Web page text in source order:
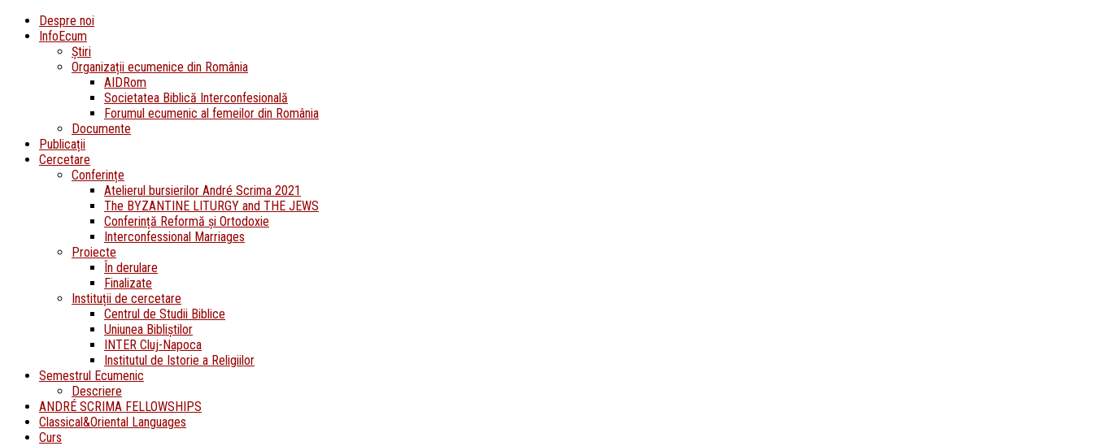
Despre noi
InfoEcum
Știri
Organizații ecumenice din România
AIDRom
Societatea Biblică Interconfesională
Forumul ecumenic al femeilor din România
Documente
Publicații
Cercetare
Conferințe
Atelierul bursierilor André Scrima 2021
The BYZANTINE LITURGY and THE JEWS
Conferință Reformă și Ortodoxie
Interconfessional Marriages
Proiecte
În derulare
Finalizate
Instituții de cercetare
Centrul de Studii Biblice
Uniunea Bibliștilor
INTER Cluj-Napoca
Institutul de Istorie a Religiilor
Semestrul Ecumenic
Descriere
ANDRÉ SCRIMA FELLOWSHIPS
Classical&Oriental Languages
Curs